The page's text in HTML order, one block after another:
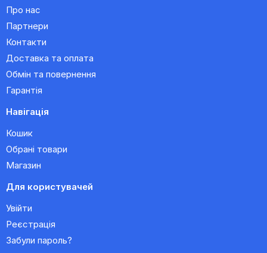
Про нас
Партнери
Контакти
Доставка та оплата
Обмін та повернення
Гарантія
Навігація
Кошик
Обрані товари
Магазин
Для користувачей
Увійти
Реєстрація
Забули пароль?